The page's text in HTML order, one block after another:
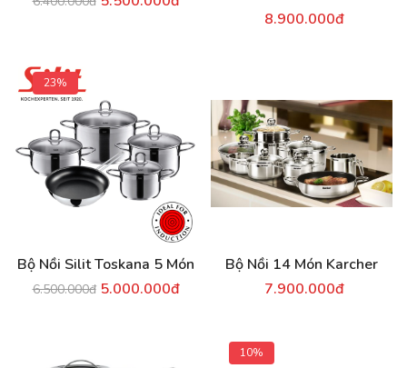
8.900.000đ
23%
Bộ Nồi Silit Toskana 5 Món
6.500.000đ 5.000.000đ
Bộ Nồi 14 Món Karcher
7.900.000đ
10%